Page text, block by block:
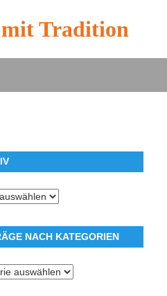
mit Tradition
NACH KATEGORIEN